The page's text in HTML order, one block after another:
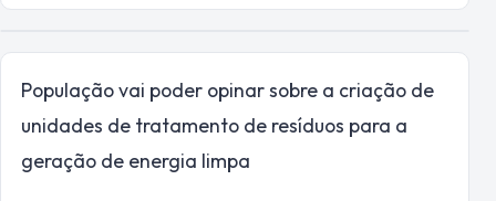
População vai poder opinar sobre a criação de
unidades de tratamento de resíduos para a
geração de energia limpa